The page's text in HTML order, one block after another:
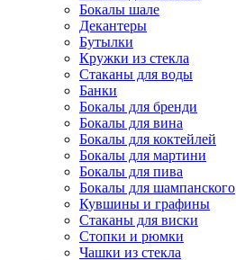
Бокалы шале
Декантеры
Бутылки
Кружки из стекла
Стаканы для воды
Банки
Бокалы для бренди
Бокалы для вина
Бокалы для коктейлей
Бокалы для мартини
Бокалы для пива
Бокалы для шампанского
Кувшины и графины
Стаканы для виски
Стопки и рюмки
Чашки из стекла